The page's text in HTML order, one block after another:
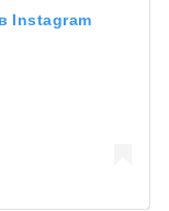
Instagram